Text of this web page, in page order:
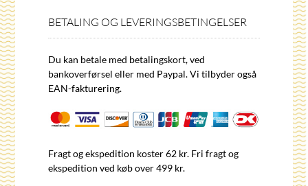
BETALING OG LEVERINGSBETINGELSER
Du kan betale med betalingskort, ved
bankoverførsel eller med Paypal. Vi tilbyder også
EAN-fakturering.
Fragt og ekspedition koster 62 kr. Fri fragt og
ekspedition ved køb over 499 kr.